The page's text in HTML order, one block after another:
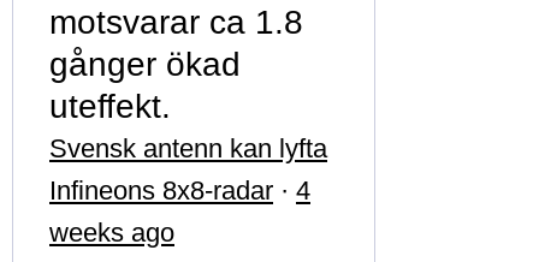
motsvarar ca 1.8
gånger ökad
uteffekt.
Svensk antenn kan lyfta
Infineons 8x8-radar · 4
weeks ago